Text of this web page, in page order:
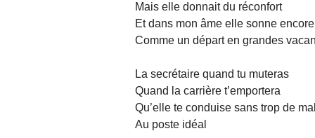
Mais elle donnait du réconfort
Et dans mon âme elle sonne encore
Comme un départ en grandes
La secrétaire quand tu muteras
Quand la carrière t’emportera
Qu’elle te conduise sans trop de mal
Au poste idéal